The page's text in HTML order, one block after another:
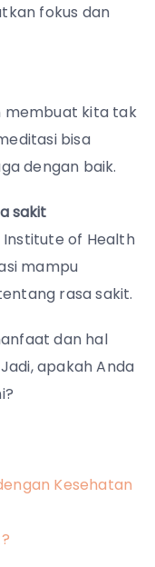
fokus dan
membuat kita tak
bisa
dengan baik.
sakit
Institute of Health
mampu
rasa sakit.
dan hal
apakah Anda
Kesehatan